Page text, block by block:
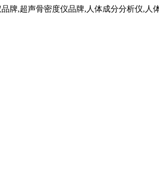
牌,超声骨密度仪品牌,人体成分分析仪,人